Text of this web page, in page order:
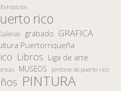
Exhibición
rico
grabado GRAFICA
Puertorriqueña
Libros Liga de arte
MUSEOS pintores de puerto rico
PINTURA